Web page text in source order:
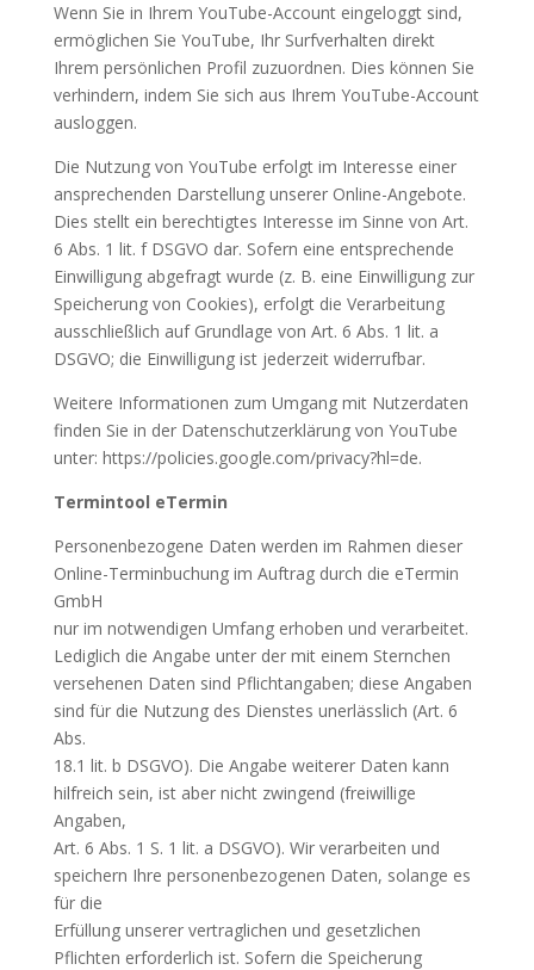
Wenn Sie in Ihrem YouTube-Account eingeloggt sind,
ermöglichen Sie YouTube, Ihr Surfverhalten direkt
Ihrem persönlichen Profil zuzuordnen. Dies können Sie
verhindern, indem Sie sich aus Ihrem YouTube-Account
ausloggen.
Die Nutzung von YouTube erfolgt im Interesse einer
ansprechenden Darstellung unserer Online-Angebote.
Dies stellt ein berechtigtes Interesse im Sinne von Art.
6 Abs. 1 lit. f DSGVO dar. Sofern eine entsprechende
Einwilligung abgefragt wurde (z. B. eine Einwilligung zur
Speicherung von Cookies), erfolgt die Verarbeitung
ausschließlich auf Grundlage von Art. 6 Abs. 1 lit. a
DSGVO; die Einwilligung ist jederzeit widerrufbar.
Weitere Informationen zum Umgang mit Nutzerdaten
finden Sie in der Datenschutzerklärung von YouTube
unter: https://policies.google.com/privacy?hl=de.
Termintool eTermin
Personenbezogene Daten werden im Rahmen dieser
Online-Terminbuchung im Auftrag durch die eTermin
GmbH
nur im notwendigen Umfang erhoben und verarbeitet.
Lediglich die Angabe unter der mit einem Sternchen
versehenen Daten sind Pflichtangaben; diese Angaben
sind für die Nutzung des Dienstes unerlässlich (Art. 6
Abs.
18.1 lit. b DSGVO). Die Angabe weiterer Daten kann
hilfreich sein, ist aber nicht zwingend (freiwillige
Angaben,
Art. 6 Abs. 1 S. 1 lit. a DSGVO). Wir verarbeiten und
speichern Ihre personenbezogenen Daten, solange es
für die
Erfüllung unserer vertraglichen und gesetzlichen
Pflichten erforderlich ist. Sofern die Speicherung